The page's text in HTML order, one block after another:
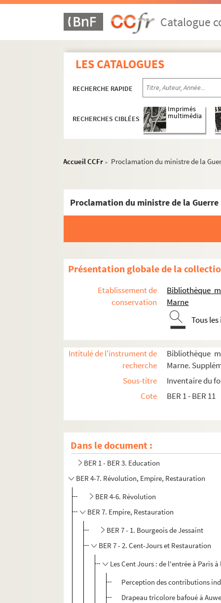
Catalogue
LES CATALOGUES
RECHERCHE RAPIDE
RECHERCHES CIBLÉES
Imprimés
multimédia
Accueil CCFr > Proclamation du ministre de la
Présentation globale de la
Etablissement de
conservation
Bibliothèque
Marne
Tous
Intitulé de l'instrument de
recherche
Bibliothèque
Marne.
Sous-titre
Inventaire du
Cote
BER 1 - BER 11
Dans le document :
BER 1 - BER 3. Education
BER 4-7. Révolution, Empire, Restauration
BER 4-6. Révolution
BER 7. Empire, Restauration
BER 7 - 1. Bourgeois de Jessaint
BER 7 - 2. Cent-Jours et Restauration
Les Cent Jours : de l'entrée à Paris
Perception des contributions
Drapeau tricolore bafoué à